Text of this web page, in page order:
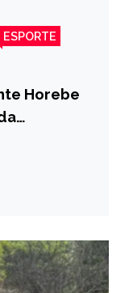
ESPORTE
Horebe
Ruas da